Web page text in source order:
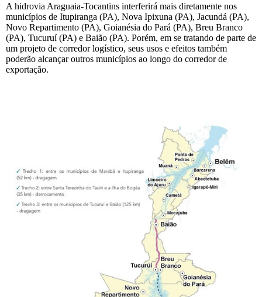
A hidrovia Araguaia-Tocantins interferirá mais diretamente nos
municípios de Itupiranga (PA), Nova Ipixuna (PA), Jacundá (PA),
Novo Repartimento (PA), Goianésia do Pará (PA), Breu Branco
(PA), Tucuruí (PA) e Baião (PA). Porém, em se tratando de parte de
um projeto de corredor logístico, seus usos e efeitos também
poderão alcançar outros municípios ao longo do corredor de
exportação.